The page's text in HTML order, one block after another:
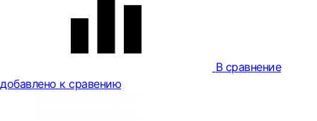
В сравнение
добавлено к сравению